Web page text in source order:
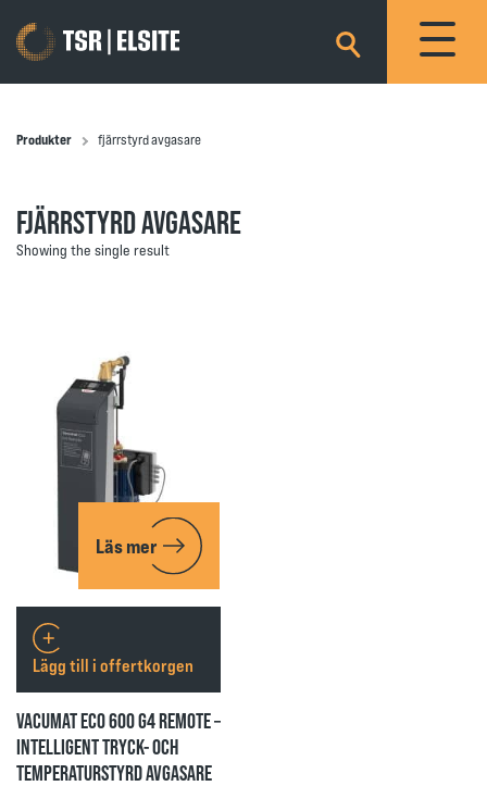
×
Produkter fjärrstyrd avgasare
FJÄRRSTYRD AVGASARE
Showing the single result
Läs mer
VACUMAT ECO 600 G4 REMOTE –
INTELLIGENT TRYCK- OCH
TEMPERATURSTYRD AVGASARE
Lägg till i offertkorgen